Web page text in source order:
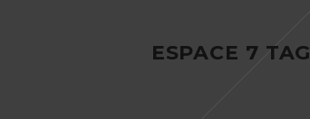
ESPACE 7 TAG